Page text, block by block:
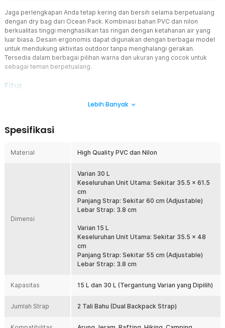
Jaga perlengkapan Anda tetap kering dan bersih selama berpetualang
dengan dry bag dari Ocean Pack. Kombinasi bahan PVC dan nilon
berkualitas tinggi menghasilkan tas ringan dengan ketahanan air yang
luar biasa. Desain ergonomis dapat digunakan dengan berbagai model
untuk mendukung aktivitas outdoor tanpa menghalangi gerakan.
Tersedia dalam berbagai pilihan warna dan ukuran yang cocok untuk
sebagai teman berpetualang.
Fitur
Perlindungan Anti Air Maksimal
menjaga barang tetap kering meskipun terkena percikan air, hujan
dibawa berpetualang.
Bagian atas dry bag dilengkapi penutup ganda untuk mencegah air
masuk atau rembes saat digunakan. Kombinasi model gulung dan
kunci efektif menjaga barang bawaan tetap aman tanpa khawatir
terbuka meski harus melewati medan ekstrem.
Pilihan Ukuran Fleksibel
Menawarkan ruang luas untuk membawa berbagai kebutuhan
outdoor, dry bag ini hadir dengan varian ukuran fleksibel, yakni 15 L
dan 30 L. Gunakan untuk menyimpan baju, perlengkapan mandi,
hingga kamera agar terlindungi dari air.
Rincian yang Anda dapatkan untuk pembelian produk ini:
Air PVC Nilon - XAZ9
Lebih Banyak
Spesifikasi
Material High Quality PVC dan Nilon
Dimensi
Varian 30 L
Keseluruhan Unit Utama: Sekitar 35.5 x 61.5
cm
Panjang Strap: Sekitar 60 cm (Adjustable)
Lebar Strap: 3.8 cm
Varian 15 L
Keseluruhan Unit Utama: Sekitar 35.5 x 48
cm
Panjang Strap: Sekitar 55 cm (Adjustable)
Lebar Strap: 3.8 cm
Kapasitas 15 L dan 30 L (Tergantung Varian yang Dipilih)
Jumlah Strap 2 Tali Bahu (Dual Backpack Strap)